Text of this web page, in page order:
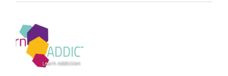
Learn Addiction